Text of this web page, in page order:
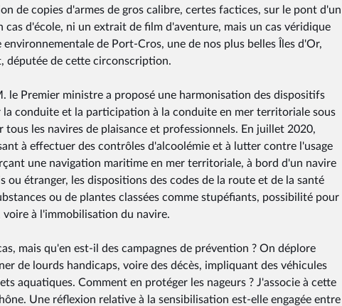
de copies d'armes de gros calibre, certes factices, sur le pont d'un
cas d'école, ni un extrait de film d'aventure, mais un cas véridique
de Port-Cros, une de nos plus belles Îles d'Or,
députée de cette circonscription.
le Premier ministre a proposé une harmonisation des dispositifs
la conduite et la participation à la conduite en mer territoriale sous
les navires de plaisance et professionnels. En juillet 2020,
à effectuer des contrôles d'alcoolémie et à lutter contre l'usage
une navigation maritime en mer territoriale, à bord d'un navire
étranger, les dispositions des codes de la route et de la santé
ou de plantes classées comme stupéfiants, possibilité pour
à l'immobilisation du navire.
mais qu'en est-il des campagnes de prévention ? On déplore
de lourds handicaps, voire des décès, impliquant des véhicules
aquatiques. Comment en protéger les nageurs ? J'associe à cette
Une réflexion relative à la sensibilisation est-elle engagée entre